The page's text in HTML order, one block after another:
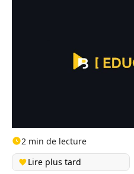
2 min de lecture
Lire plus tard